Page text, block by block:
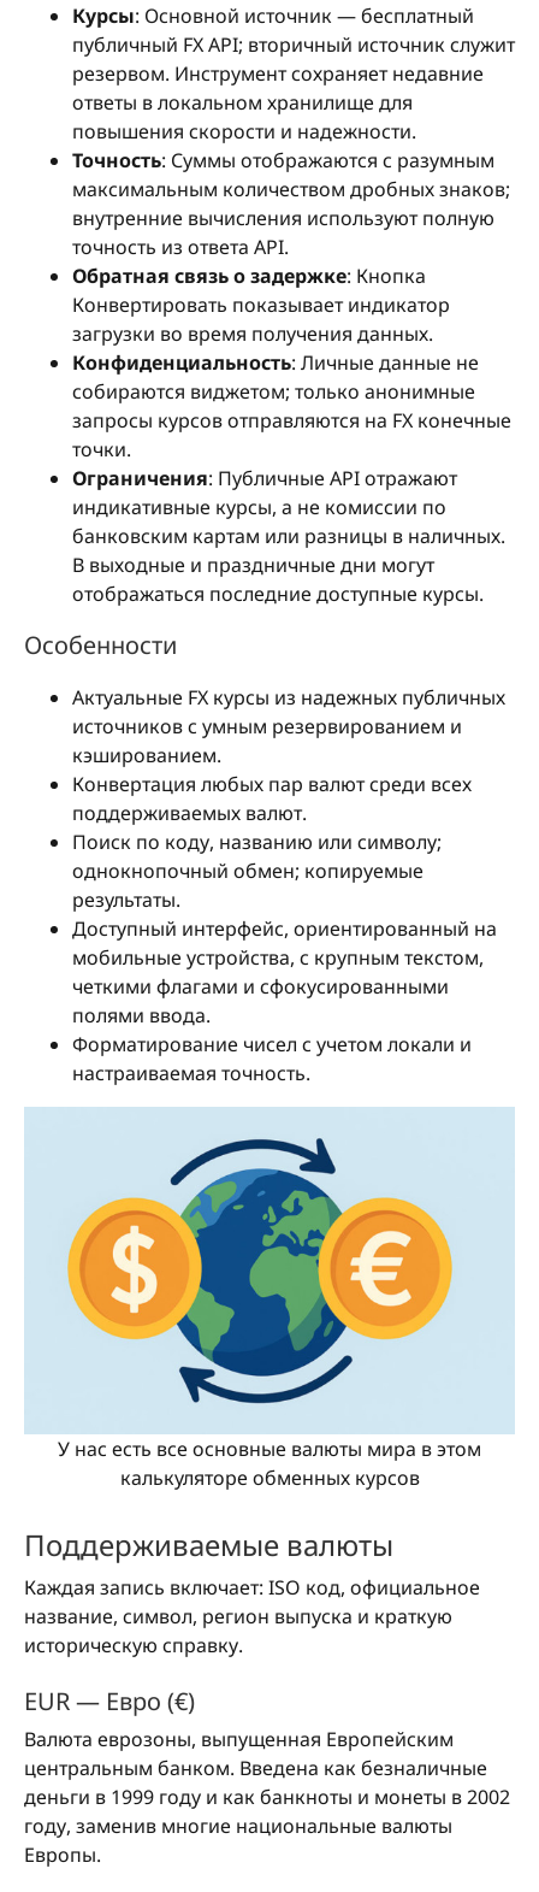
Курсы: Основной источник — бесплатный
публичный FX API; вторичный источник служит
резервом. Инструмент сохраняет недавние
ответы в локальном хранилище для
повышения скорости и надежности.
Точность: Суммы отображаются с разумным
максимальным количеством дробных знаков;
внутренние вычисления используют полную
точность из ответа API.
Обратная связь о задержке: Кнопка
Конвертировать показывает индикатор
загрузки во время получения данных.
Конфиденциальность: Личные данные не
собираются виджетом; только анонимные
запросы курсов отправляются на FX конечные
точки.
Ограничения: Публичные API отражают
индикативные курсы, а не комиссии по
банковским картам или разницы в наличных.
В выходные и праздничные дни могут
отображаться последние доступные курсы.
Особенности
Актуальные FX курсы из надежных публичных
источников с умным резервированием и
кэшированием.
Конвертация любых пар валют среди всех
поддерживаемых валют.
Поиск по коду, названию или символу;
однокнопочный обмен; копируемые
результаты.
Доступный интерфейс, ориентированный на
мобильные устройства, с крупным текстом,
четкими флагами и сфокусированными
полями ввода.
Форматирование чисел с учетом локали и
настраиваемая точность.
У нас есть все основные валюты мира в этом
калькуляторе обменных курсов
Поддерживаемые валюты
Каждая запись включает: ISO код, официальное
название, символ, регион выпуска и краткую
историческую справку.
EUR — Евро (€)
Валюта еврозоны, выпущенная Европейским
центральным банком. Введена как безналичные
деньги в 1999 году и как банкноты и монеты в 2002
году, заменив многие национальные валюты
Европы.